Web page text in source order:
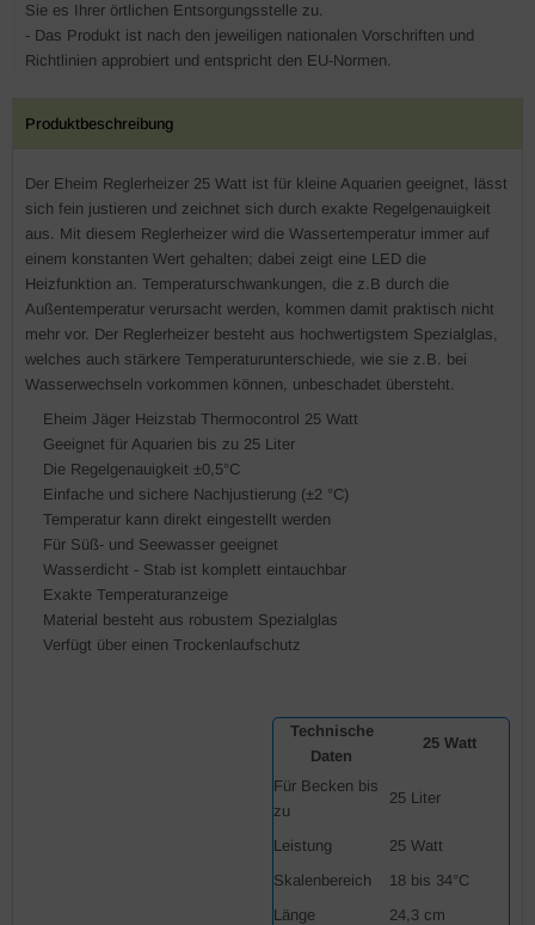
Sie es Ihrer örtlichen Entsorgungsstelle zu.
- Das Produkt ist nach den jeweiligen nationalen Vorschriften und
Richtlinien approbiert und entspricht den EU-Normen.
Produktbeschreibung
Der Eheim Reglerheizer 25 Watt ist für kleine Aquarien geeignet, lässt
sich fein justieren und zeichnet sich durch exakte Regelgenauigkeit
aus. Mit diesem Reglerheizer wird die Wassertemperatur immer auf
einem konstanten Wert gehalten; dabei zeigt eine LED die
Heizfunktion an. Temperaturschwankungen, die z.B durch die
Außentemperatur verursacht werden, kommen damit praktisch nicht
mehr vor. Der Reglerheizer besteht aus hochwertigstem Spezialglas,
welches auch stärkere Temperaturunterschiede, wie sie z.B. bei
Wasserwechseln vorkommen können, unbeschadet übersteht.
Eheim Jäger Heizstab Thermocontrol 25 Watt
Geeignet für Aquarien bis zu 25 Liter
Die Regelgenauigkeit ±0,5°C
Einfache und sichere Nachjustierung (±2 °C)
Temperatur kann direkt eingestellt werden
Für Süß- und Seewasser geeignet
Wasserdicht - Stab ist komplett eintauchbar
Exakte Temperaturanzeige
Material besteht aus robustem Spezialglas
Verfügt über einen Trockenlaufschutz
Technische
Daten
25 Watt
Für Becken bis
zu
25 Liter
Leistung
25 Watt
Skalenbereich
18 bis 34°C
Länge
24,3 cm